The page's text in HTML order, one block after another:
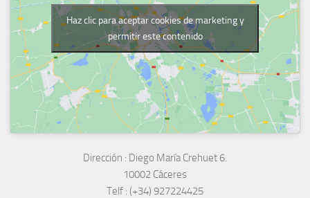
Haz clic para aceptar cookies de marketing y
permitir este contenido
Dirección : Diego María Crehuet 6.
10002 Cáceres
Telf : (+34) 927224425